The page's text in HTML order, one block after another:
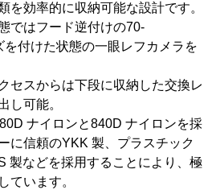
を効率的に収納可能な設計です。
ではフード逆付けの70-
を付けた状態の一眼レフカメラを
セスからは下段に収納した交換レ
し可能。
ナイロンと840D ナイロンを採
に信頼のYKK 製、プラスチック
製などを採用することにより、極
ています。